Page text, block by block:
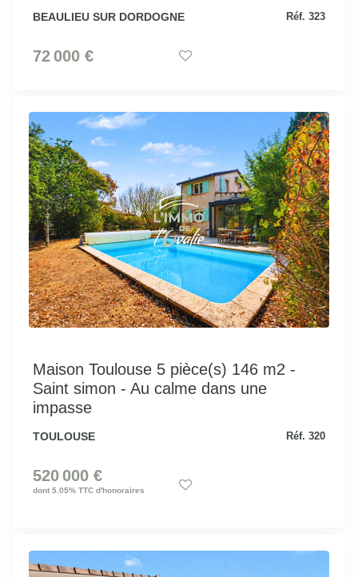
BEAULIEU SUR DORDOGNE Réf. 323
72 000 €
Maison Toulouse 5 pièce(s) 146 m2 -
Saint simon - Au calme dans une
impasse
TOULOUSE Réf. 320
520 000 €
dont 5.05% TTC d'honoraires